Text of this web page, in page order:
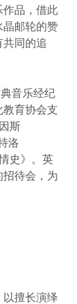
作品，借此
晶邮轮的赞
同的追
音乐经纪
育协会支
斯
洛
史》。英
招待会，为
擅长演绎